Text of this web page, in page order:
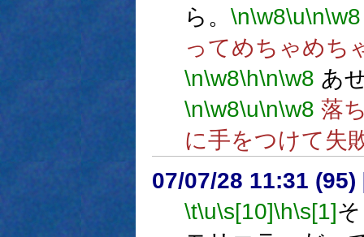
ら。 \n\w8\u\n\w8
ってめちゃめち
\n\w8\h\n\w8 あ
\n\w8\u\n\w8 落
に手をつけて失
07/07/28 11:31 (95)
\t\u\s[10]\h\s[1]